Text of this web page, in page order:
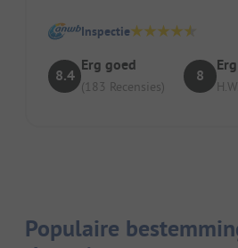
Inspectie
8.4
Erg goed
(183 Recensies)
8
H.W.
Populaire